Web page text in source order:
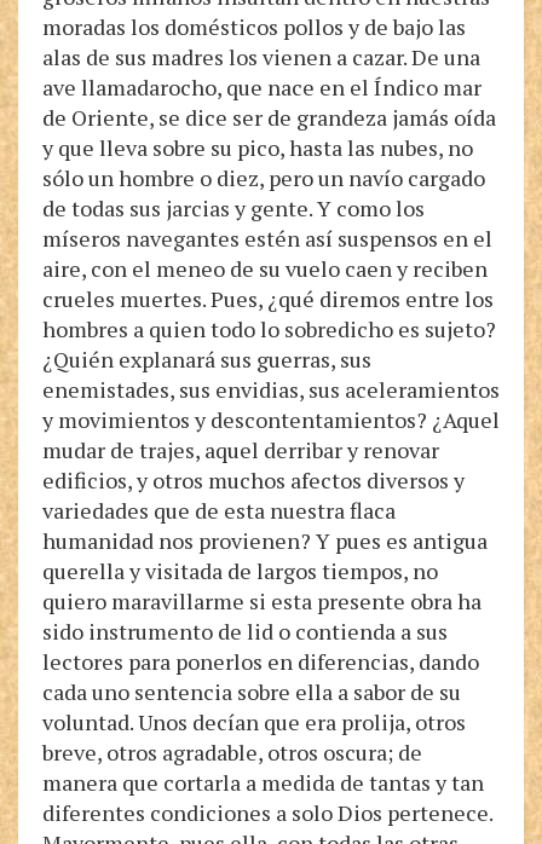
moradas los domésticos pollos y de bajo las
alas de sus madres los vienen a cazar. De una
ave llamadarocho, que nace en el Índico mar
de Oriente, se dice ser de grandeza jamás oída
y que lleva sobre su pico, hasta las nubes, no
sólo un hombre o diez, pero un navío cargado
de todas sus jarcias y gente. Y como los
míseros navegantes estén así suspensos en el
aire, con el meneo de su vuelo caen y reciben
crueles muertes. Pues, ¿qué diremos entre los
hombres a quien todo lo sobredicho es sujeto?
¿Quién explanará sus guerras, sus
enemistades, sus envidias, sus aceleramientos
y movimientos y descontentamientos? ¿Aquel
mudar de trajes, aquel derribar y renovar
edificios, y otros muchos afectos diversos y
variedades que de esta nuestra flaca
humanidad nos provienen? Y pues es antigua
querella y visitada de largos tiempos, no
quiero maravillarme si esta presente obra ha
sido instrumento de lid o contienda a sus
lectores para ponerlos en diferencias, dando
cada uno sentencia sobre ella a sabor de su
voluntad. Unos decían que era prolija, otros
breve, otros agradable, otros oscura; de
manera que cortarla a medida de tantas y tan
diferentes condiciones a solo Dios pertenece.